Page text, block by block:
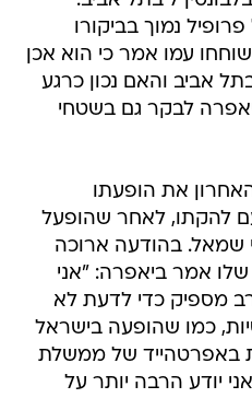
נמוך בביקורו
עמו אמר כי הוא אכן
אביב והאם נכון כרגע
לבקר גם בשטחי
את הופעתו
להקתו, לאחר שהופעל
שמאל. בהודעה ארוכה
אמר ביאפרה: "אני
מספיק כדי לדעת לא
כמו שהופעה בישראל
באפרטהייד של ממשלת
יודע הרבה יותר על